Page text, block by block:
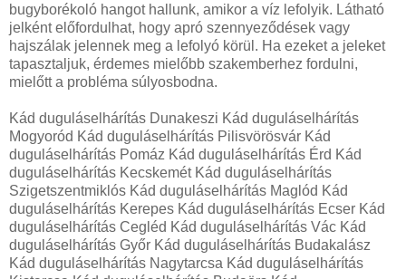
bugyborékoló hangot hallunk, amikor a víz lefolyik. Látható
jelként előfordulhat, hogy apró szennyeződések vagy
hajszálak jelennek meg a lefolyó körül. Ha ezeket a jeleket
tapasztaljuk, érdemes mielőbb szakemberhez fordulni,
mielőtt a probléma súlyosbodna.
Kád duguláselhárítás Dunakeszi Kád duguláselhárítás
Mogyoród Kád duguláselhárítás Pilisvörösvár Kád
duguláselhárítás Pomáz Kád duguláselhárítás Érd Kád
duguláselhárítás Kecskemét Kád duguláselhárítás
Szigetszentmiklós Kád duguláselhárítás Maglód Kád
duguláselhárítás Kerepes Kád duguláselhárítás Ecser Kád
duguláselhárítás Cegléd Kád duguláselhárítás Vác Kád
duguláselhárítás Győr Kád duguláselhárítás Budakalász
Kád duguláselhárítás Nagytarcsa Kád duguláselhárítás